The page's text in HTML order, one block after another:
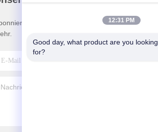
Sie unseren Newsletter für Rabatte und
12:31 PM
Good day, what product are you looking
for?